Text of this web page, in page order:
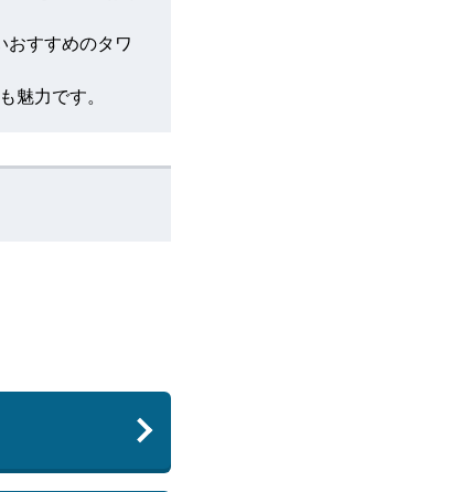
おすすめのタワ
魅力です。